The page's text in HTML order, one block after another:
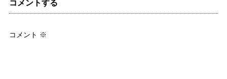
コメントする
コメント ※